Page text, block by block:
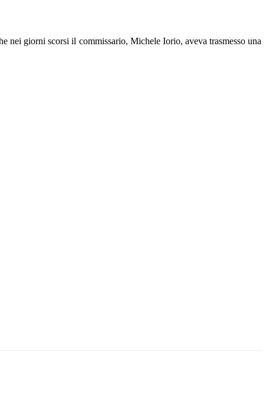
nei giorni scorsi il commissario, Michele Iorio, aveva trasmesso una